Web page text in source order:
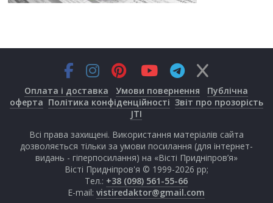
Оплата і доставка Умови повернення
Публічна
оферта Політика конфіденційності Звіт про прозорість
JTI
Всі права захищені. Використання матеріалів сайта
дозволяється тільки за умови посилання (для інтернет-
видань - гіперпосилання) на «Вісті Придніпров’я»
Вісті Придніпров'я © 1999-2026 рр;
Тел.: +38 (098) 561-55-66
E-mail: vistiredaktor@gmail.com